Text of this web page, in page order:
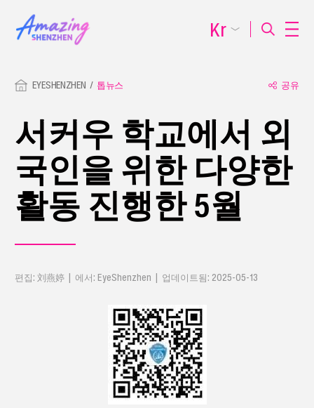
EYESHENZHEN 톱뉴스 공유
서커우 학교에서 외
국인을 위한 다양한
활동 진행한 5월
편집: 刘燕婷 | 에서: EyeShenzhen | 업데이트됨: 2025-05-13
Kr